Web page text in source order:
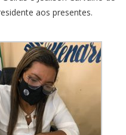
aos presentes.